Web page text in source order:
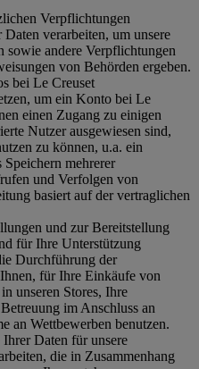
Verpflichtungen
verarbeiten, um unsere
sowie andere Verpflichtungen
von Behörden ergeben.
bei Le Creuset
um ein Konto bei Le
einen Zugang zu einigen
Nutzer ausgewiesen sind,
zu können, u.a. ein
Speichern mehrerer
und Verfolgen von
basiert auf der vertraglichen
und zur Bereitstellung
für Ihre Unterstützung
Durchführung der
für Ihre Einkäufe von
unseren Stores, Ihre
im Anschluss an
an Wettbewerben benutzen.
Daten für unsere
die in Zusammenhang